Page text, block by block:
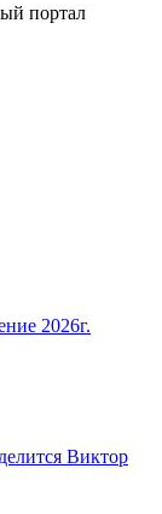
портал
2026г.
Виктор